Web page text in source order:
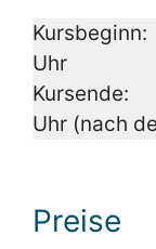
Uhr
Uhr (nach
Preise